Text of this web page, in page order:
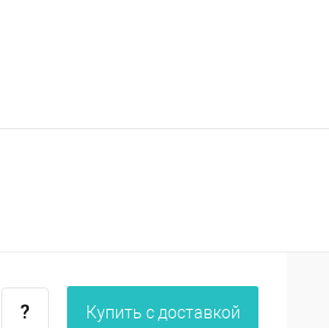
Купить c доставкой